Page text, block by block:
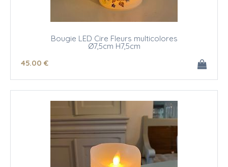
Bougie LED Cire Fleurs multicolores
Ø7,5cm H7,5cm
45.00 €